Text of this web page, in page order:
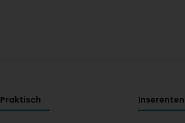
Praktisch Inserenten